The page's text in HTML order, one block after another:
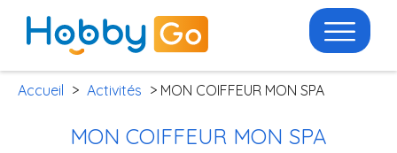
Accueil > Activités > MON COIFFEUR MON SPA
MON COIFFEUR MON SPA